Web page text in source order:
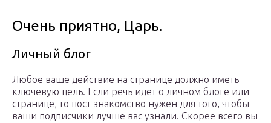
Очень приятно, Царь.
Личный блог
Любое ваше действие на странице должно иметь
ключевую цель. Если речь идет о личном блоге или
странице, то пост знакомство нужен для того, чтобы
ваши подписчики лучше вас узнали. Скорее всего вы